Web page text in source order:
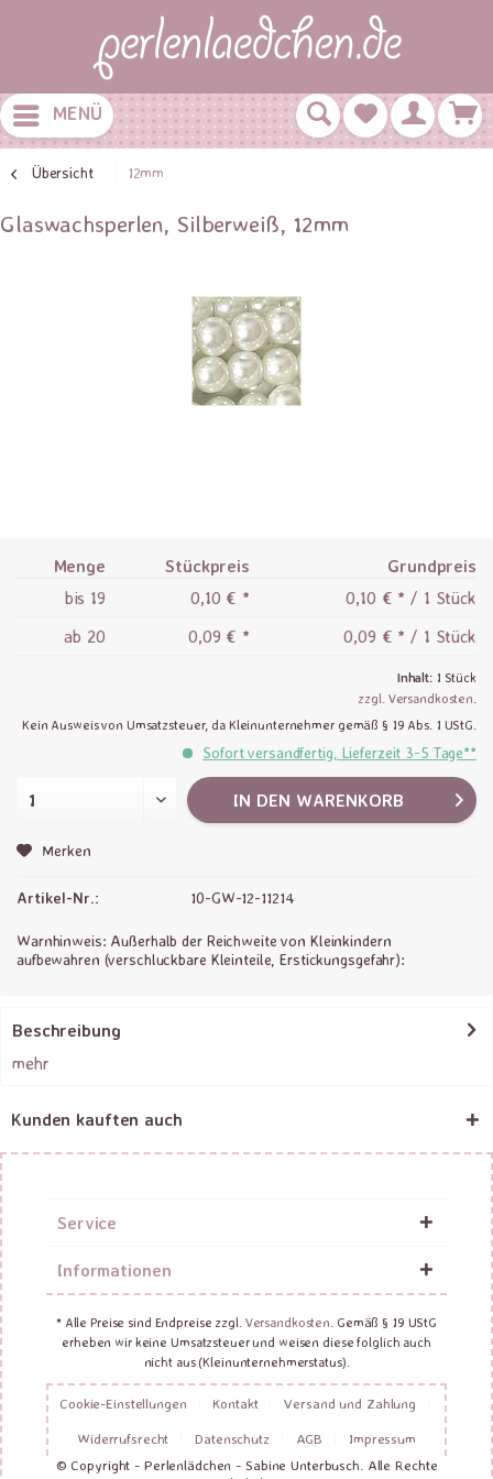
MENÜ
Übersicht 12mm
Glaswachsperlen, Silberweiß, 12mm
Menge Stückpreis
Grundpreis
bis 19 0,10 € *
0,10 € * / 1 Stück
ab 20 0,09 € * 0,09 € * / 1 Stück
Inhalt: 1 Stück
zzgl. Versandkosten.
Kein Ausweis von Umsatzsteuer, da Kleinunternehmer gemäß § 19 Abs. 1 UStG.
Sofort versandfertig, Lieferzeit 3-5 Tage**
IN DEN WARENKORB
Merken
Artikel-Nr.: 10-GW-12-11214
Warnhinweis: Außerhalb der Reichweite von Kleinkindern
aufbewahren (verschluckbare Kleinteile, Erstickungsgefahr):
Beschreibung
mehr
Kunden kauften auch
Service
Informationen
* Alle Preise sind Endpreise zzgl. Versandkosten. Gemäß § 19 UStG
erheben wir keine Umsatzsteuer und weisen diese folglich auch
nicht aus (Kleinunternehmerstatus).
Cookie-Einstellungen Kontakt
Versand und Zahlung
Widerrufsrecht
Datenschutz AGB
Impressum
© Copyright - Perlenlädchen - Sabine Unterbusch. Alle Rechte